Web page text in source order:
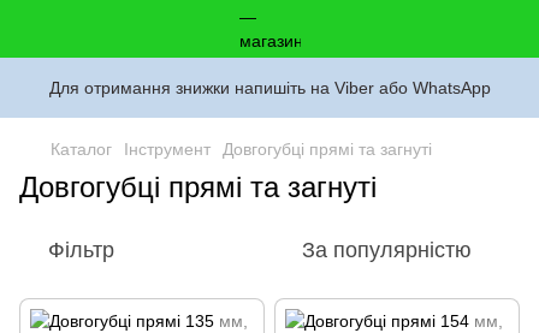
Для отримання знижки напишіть на Viber або WhatsApp
Каталог Інструмент Довгогубці прямі та загнуті
Довгогубці прямі та загнуті
Фільтр За популярністю